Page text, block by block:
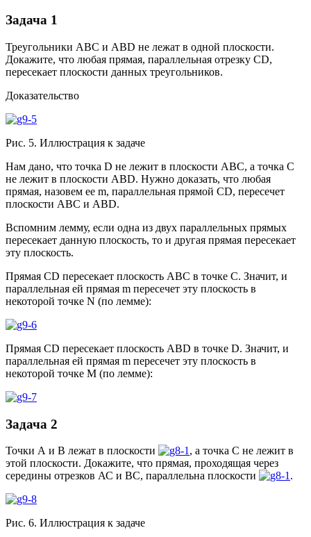
Задача 1
Треугольники ABC и ABD не лежат в одной плоскости.
Докажите, что любая прямая, параллельная отрезку СD,
пересекает плоскости данных треугольников.
Доказательство
Рис. 5. Иллюстрация к задаче
Нам дано, что точка D не лежит в плоскости АВС, а точка С
не лежит в плоскости АВD. Нужно доказать, что любая
прямая, назовем ее m, параллельная прямой СD, пересечет
плоскости АВС и АВD.
Вспомним лемму, если одна из двух параллельных прямых
пересекает данную плоскость, то и другая прямая пересекает
эту плоскость.
Прямая СD пересекает плоскость АВС в точке С. Значит, и
параллельная ей прямая m пересечет эту плоскость в
некоторой точке N (по лемме):
Прямая СD пересекает плоскость ABD в точке D. Значит, и
параллельная ей прямая m пересечет эту плоскость в
некоторой точке M (по лемме):
Задача 2
Точки А и В лежат в плоскости
, а точка С не лежит в
этой плоскости. Докажите, что прямая, проходящая через
середины отрезков АС и ВС, параллельна плоскости
.
Рис. 6. Иллюстрация к задаче